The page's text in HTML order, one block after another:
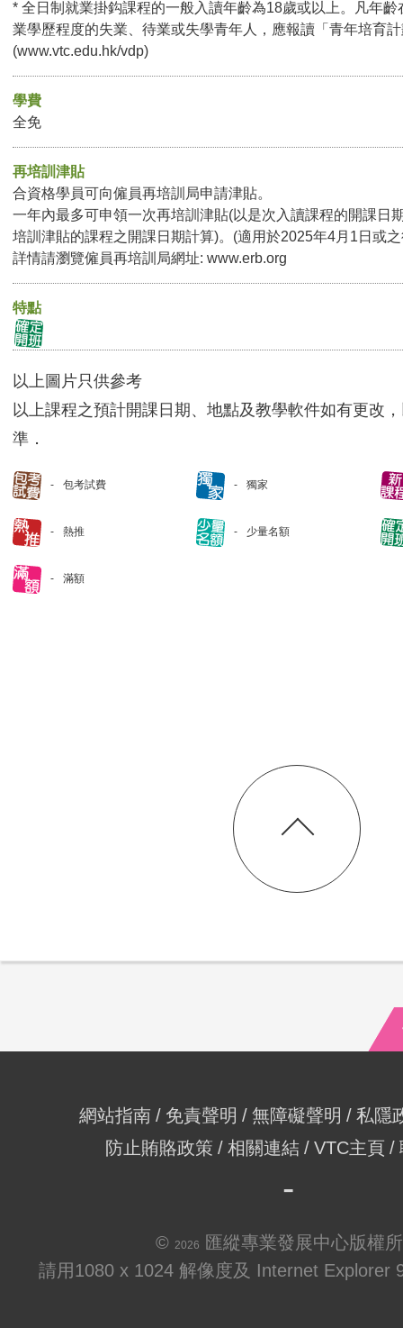
* 全日制就業掛鈎課程的一般入讀年齡為18歲或以上。凡年
業學歷程度的失業、待業或失學青年人，應報讀「青年培育
(www.vtc.edu.hk/vdp)
學費
全免
再培訓津貼
合資格學員可向僱員再培訓局申請津貼。
一年內最多可申領一次再培訓津貼(以是次入讀課程的開課日
培訓津貼的課程之開課日期計算)。(適用於2025年4月1日或
詳情請瀏覽僱員再培訓局網址: www.erb.org
特點
以上圖片只供參考
以上課程之預計開課日期、地點及教學軟件如有更改
準．
包考試費 獨家
熱推 少量名額
滿額
網站指南 免責聲明 無障礙聲明
私隱
防止賄賂政策
相關連結 VTC主頁
© 2026
匯縱專業發展中心版權
請用1080 x 1024 解像度及 Internet Explorer